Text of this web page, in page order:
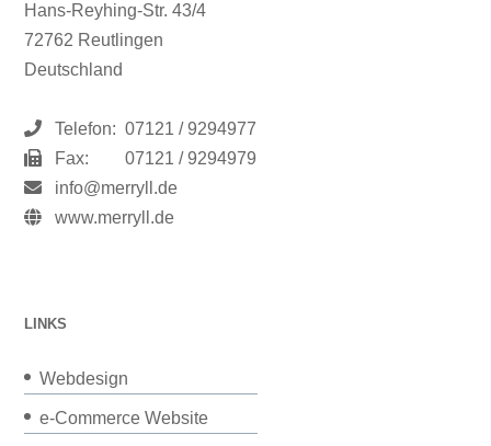
Hans-Reyhing-Str. 43/4
72762 Reutlingen
Deutschland
Telefon: 07121 / 9294977
Fax:
07121 / 9294979
info@merryll.de
www.merryll.de
LINKS
Webdesign
e-Commerce Website